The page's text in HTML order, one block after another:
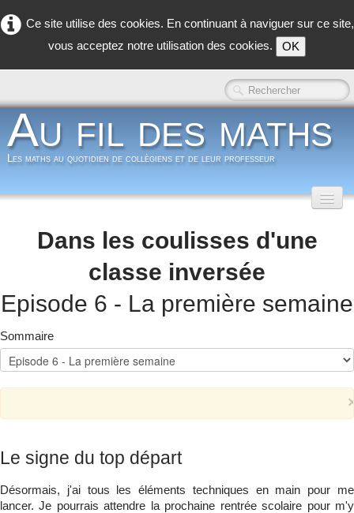
Ce site utilise des cookies. En continuant à naviguer sur ce site,
vous acceptez notre utilisation des cookies.
OK
Au fil des maths
Les maths au quotidien de collègiens et de leur professeur
Dans la classe▼
Dans les coulisses
Qui suis-je ?▼
Dans les coulisses d'une
classe inversée
Episode 6 - La première semaine
Sommaire
Le signe du top départ
Désormais, j'ai tous les éléments techniques en main pour me
lancer. Je pourrais attendre la prochaine rentrée scolaire pour m'y